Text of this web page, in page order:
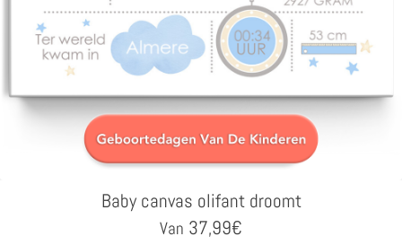
Baby canvas olifant droomt
Van 37,99€